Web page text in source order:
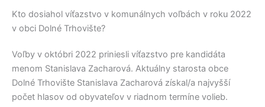
Kto dosiahol víťazstvo v komunálnych voľbách v roku 2022
v obci Dolné Trhovište?
Voľby v októbri 2022 priniesli víťazstvo pre kandidáta
menom Stanislava Zacharová. Aktuálny starosta obce
Dolné Trhovište Stanislava Zacharová získal/a najvyšší
počet hlasov od obyvateľov v riadnom termíne volieb.